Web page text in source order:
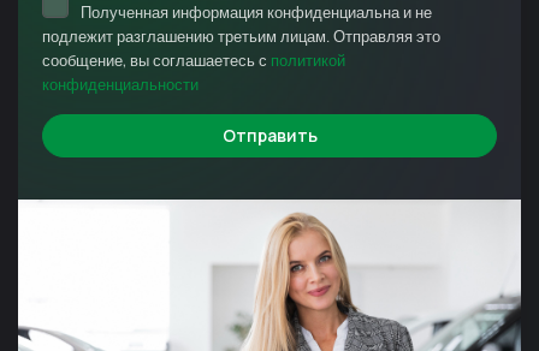
Отправить
Полученная информация конфиденциальна и не
подлежит разглашению третьим лицам. Отправляя это
сообщение, вы соглашаетесь с политикой
конфиденциальности